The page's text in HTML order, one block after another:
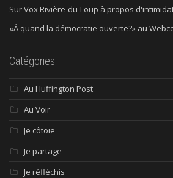
Sur Vox Rivière-du-Loup à propos
«À quand la démocratie ouverte?» au
Catégories
Au Huffington Post
Au Voir
Je côtoie
Je partage
Je réfléchis